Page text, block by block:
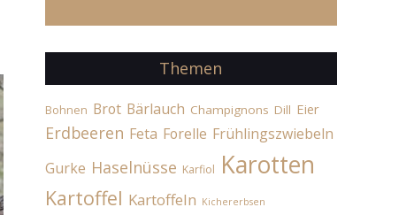
Themen
Bohnen Brot Bärlauch Champignons Dill Eier
Erdbeeren Feta Forelle Frühlingszwiebeln
Gurke Haselnüsse Karfiol Karotten
Kartoffel Kartoffeln Kichererbsen